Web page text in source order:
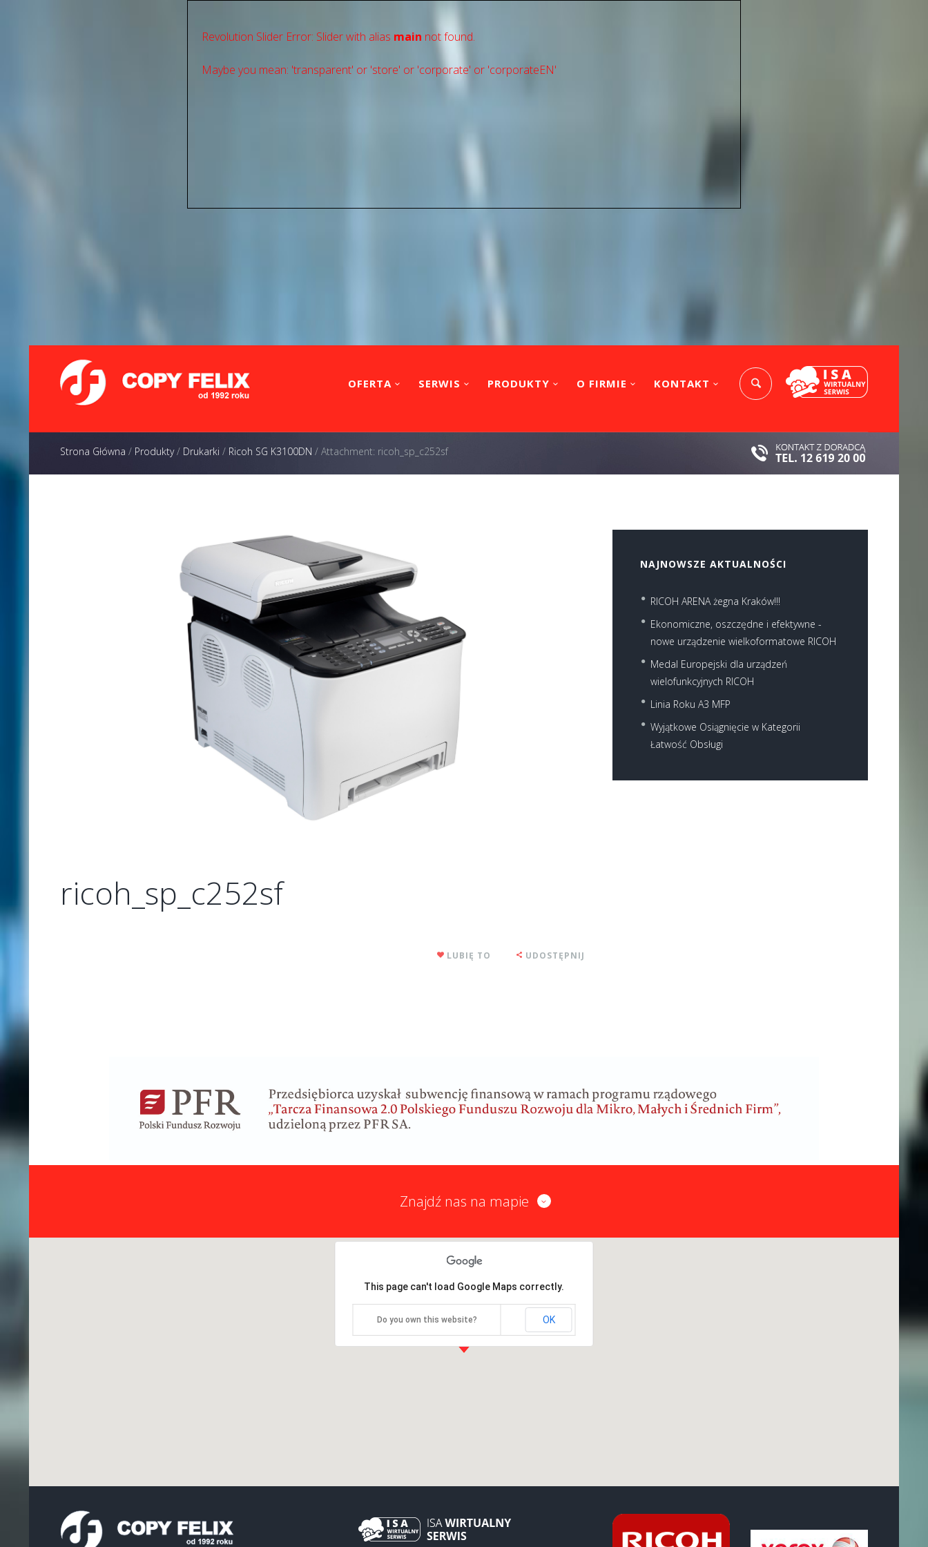
Revolution Slider Error: Slider with alias main not found.
Maybe you mean: 'transparent' or 'store' or 'сorporate' or 'corporateEN'
OFERTA SERWIS PRODUKTY O FIRMIE KONTAKT
Strona Główna / Produkty/ Drukarki / Ricoh SG K3100DN / Attachment: ricoh_sp_c252sf
Next item
Ricoh MP 301SP - 301SPF
ricoh_sp_c252sf
LUBIĘ TO UDOSTĘPNIJ
NAJNOWSZE AKTUALNOŚCI
RICOH ARENA żegna Kraków!!!
Ekonomiczne, oszczędne i efektywne -
nowe urządzenie wielkoformatowe RICOH
Medal Europejski dla urządzeń
wielofunkcyjnych RICOH
Linia Roku A3 MFP
Wyjątkowe Osiągnięcie w Kategorii
Łatwość Obsługi
Znajdź nas na mapie
This page can't load Google Maps correctly.
Do you own this website? OK